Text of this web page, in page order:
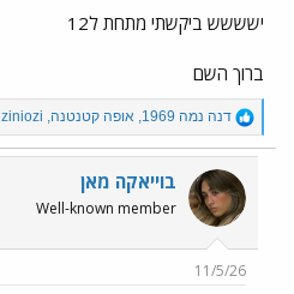
ישששש ביקשתי מתחת ל12
ברוך השם
R
e
a
c
t
i
o
n
s
דנה נמה 1969 , אופה קטנטנה,
ziniozi
בוייאקה מאן
Well-known member
11/5/26